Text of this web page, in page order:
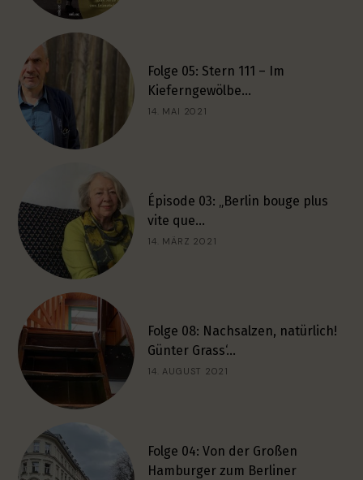
Folge 05: Stern 111 – Im
Kieferngewölbe…
14. MAI 2021
Épisode 03: „Berlin bouge plus
vite que…
14. MÄRZ 2021
Folge 08: Nachsalzen, natürlich!
Günter Grass‘…
14. AUGUST 2021
Folge 04: Von der Großen
Hamburger zum Berliner